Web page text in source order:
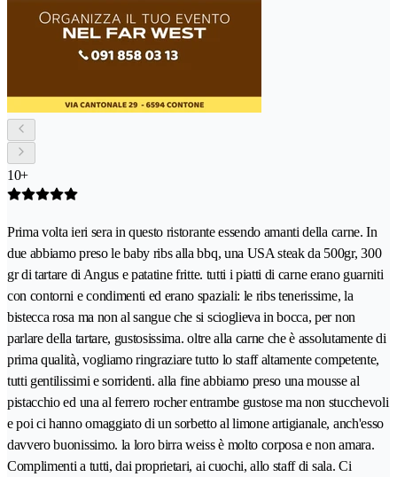
10+
Prima volta ieri sera in questo ristorante essendo amanti della carne. In
due abbiamo preso le baby ribs alla bbq, una USA steak da 500gr, 300
gr di tartare di Angus e patatine fritte. tutti i piatti di carne erano guarniti
con contorni e condimenti ed erano spaziali: le ribs tenerissime, la
bistecca rosa ma non al sangue che si scioglieva in bocca, per non
parlare della tartare, gustosissima. oltre alla carne che è assolutamente di
prima qualità, vogliamo ringraziare tutto lo staff altamente competente,
tutti gentilissimi e sorridenti. alla fine abbiamo preso una mousse al
pistacchio ed una al ferrero rocher entrambe gustose ma non stucchevoli
e poi ci hanno omaggiato di un sorbetto al limone artigianale, anch'esso
davvero buonissimo. la loro birra weiss è molto corposa e non amara.
Complimenti a tutti, dai proprietari, ai cuochi, allo staff di sala. Ci